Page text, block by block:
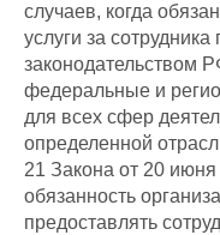
случаев, когда
услуги за
законодательством
федеральные и
для всех сфер
определенной
21 Закона от 20
обязанность
предоставлять